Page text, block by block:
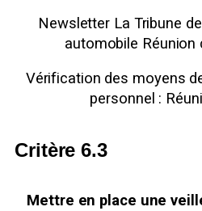
Newsletter La Tribune
automobile Réunion
Vérification des moyens
personnel :
Critère 6.3
Mettre en place une